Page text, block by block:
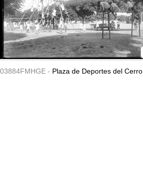
03884FMHGE - Plaza de Deportes del Cerro.